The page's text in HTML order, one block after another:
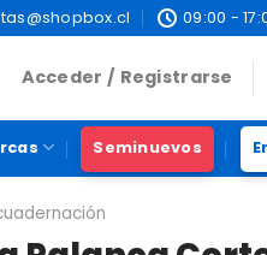
09:00 -
Acceder / Registrarse
Seminuevos